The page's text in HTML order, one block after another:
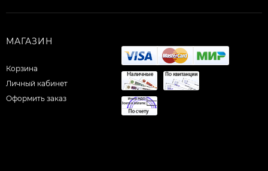
МАГАЗИН
Корзина
Личный кабинет
Оформить заказ